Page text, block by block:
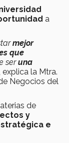
a
mejor
que
seruna
, explica la Mtra.
Negocios del
de
y
e